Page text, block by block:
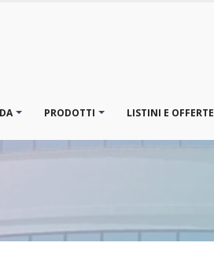
PRODOTTI LISTINI E OFFERTE